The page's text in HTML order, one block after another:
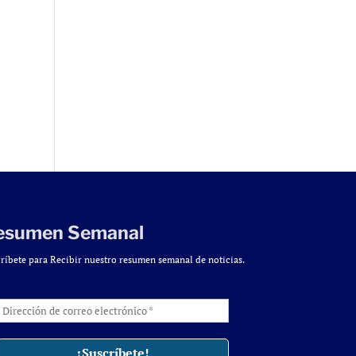
Semanal
para Recibir nuestro resumen semanal de noticias.